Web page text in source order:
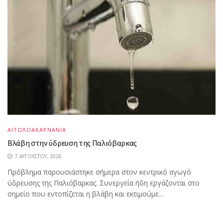
ΑΙΤΩΛΟΑΚΑΡΝΑΝΙΑ
Βλάβη στην ύδρευση της Παλιόβαρκας
7 ΑΥΓΟΎΣΤΟΥ, 2026
Πρόβλημα παρουσιάστηκε σήμερα στον κεντρικό αγωγό
ύδρευσης της Παλιόβαρκας. Συνεργεία ήδη εργάζονται στο
σημείο που εντοπίζεται η βλάβη και εκτιμούμε...